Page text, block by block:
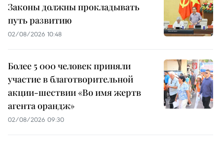
Законы должны прокладывать
путь развитию
02/08/2026 10:48
Более 5 000 человек приняли
участие в благотворительной
акции-шествии «Во имя жертв
агента орандж»
02/08/2026 09:30